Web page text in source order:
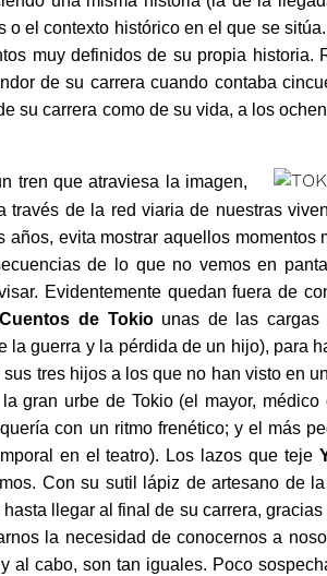
el contexto histórico en el que se
muy definidos de su propia historia.
de su carrera cuando contaba
su carrera como de su vida, a los
tren que atraviesa la imagen,
de la red viaria de nuestras
años, evita mostrar aquellos momentos
de lo que no vemos en
Evidentemente quedan fuera de
Cuentos de Tokiounas de las cargas
la guerra y la pérdida de un hijo), para
tres hijos a los que no han visto en
gran urbe de Tokio (el mayor, médico
con un ritmo frenético; y el más
en el teatro). Los lazos que teje
Con su sutil lápiz de artesano de
llegar al final de su carrera,
la necesidad de conocernos a
al cabo, son tan iguales. Poco